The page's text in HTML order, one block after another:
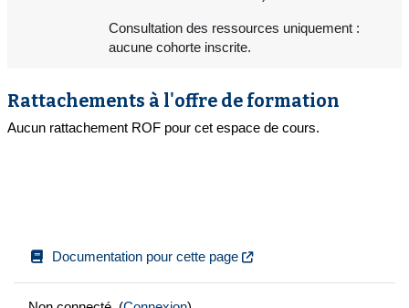
Consultation des ressources uniquement :
aucune cohorte inscrite.
Rattachements à l'offre de formation
Aucun rattachement ROF pour cet espace de cours.
Documentation pour cette page